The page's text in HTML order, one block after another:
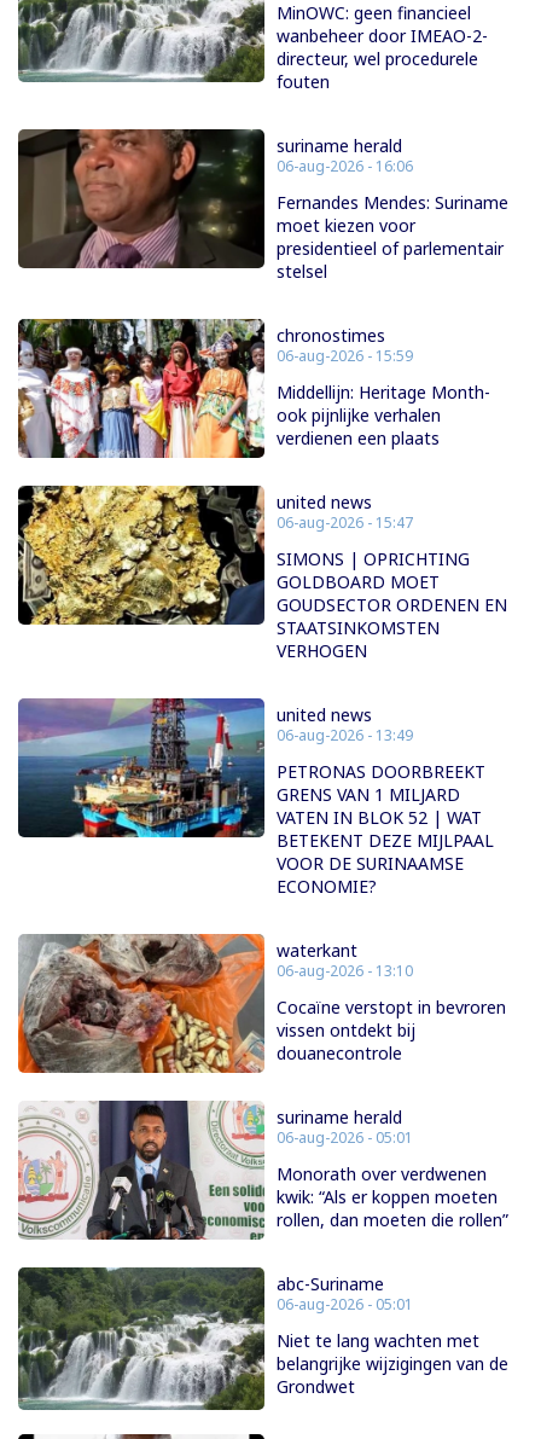
MinOWC: geen financieel
wanbeheer door IMEAO-2-
directeur, wel procedurele
fouten
suriname herald
06-aug-2026 - 16:06
Fernandes Mendes: Suriname
moet kiezen voor
presidentieel of parlementair
stelsel
chronostimes
06-aug-2026 - 15:59
Middellijn: Heritage Month-
ook pijnlijke verhalen
verdienen een plaats
united news
06-aug-2026 - 15:47
SIMONS | OPRICHTING
GOLDBOARD MOET
GOUDSECTOR ORDENEN EN
STAATSINKOMSTEN
VERHOGEN
united news
06-aug-2026 - 13:49
PETRONAS DOORBREEKT
GRENS VAN 1 MILJARD
VATEN IN BLOK 52 | WAT
BETEKENT DEZE MIJLPAAL
VOOR DE SURINAAMSE
ECONOMIE?
waterkant
06-aug-2026 - 13:10
Cocaïne verstopt in bevroren
vissen ontdekt bij
douanecontrole
suriname herald
06-aug-2026 - 05:01
Monorath over verdwenen
kwik: “Als er koppen moeten
rollen, dan moeten die rollen”
abc-Suriname
06-aug-2026 - 05:01
Niet te lang wachten met
belangrijke wijzigingen van de
Grondwet